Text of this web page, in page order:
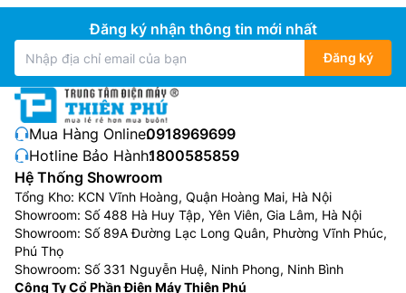
Đăng ký nhận thông tin mới nhất
Đăng ký
Mua Hàng Online:0918969699
Hotline Bảo Hành:1800585859
Hệ Thống Showroom
Tổng Kho: KCN Vĩnh Hoàng, Quận Hoàng Mai, Hà Nội
Showroom: Số 488 Hà Huy Tập, Yên Viên, Gia Lâm, Hà Nội
Showroom: Số 89A Đường Lạc Long Quân, Phường Vĩnh Phúc,
Phú Thọ
Showroom: Số 331 Nguyễn Huệ, Ninh Phong, Ninh Bình
Công Ty Cổ Phần Điện Máy Thiên Phú